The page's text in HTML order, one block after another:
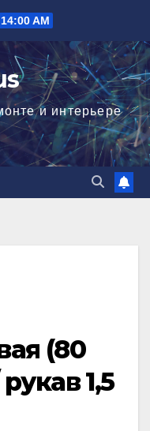
AM
и интерьере
(80
1,5